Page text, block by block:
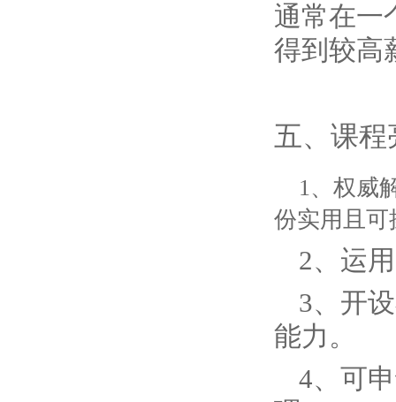
通常在一
得到较高
五、课程
1、权威
份实用且
2、运
3、开
能力。
4、可